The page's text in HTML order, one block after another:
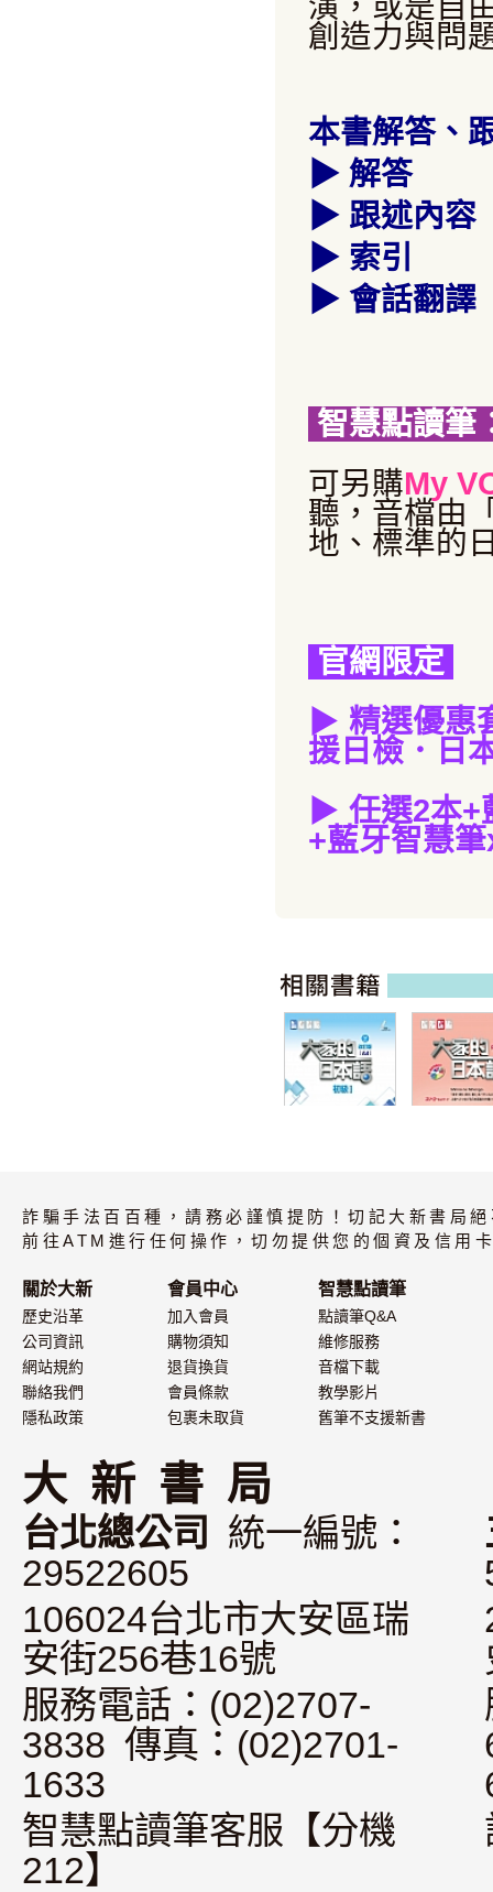
創造力與問
本書解答、
▶ 解答
▶ 跟述內容
▶ 索引
▶ 會話翻譯
智慧點讀筆
可另購My
聽，音檔由
地、標準的
官網限定
▶ 精選優惠
援日檢．日
▶ 任選2本+
+藍牙智慧
版
片）
詐騙手法百百種，請務必謹慎提防！切記大新書局
前往ATM進行任何操作，切勿提供您的個資及信用
關於大新
歷史沿革
公司資訊
網站規約
聯絡我們
隱私政策
會員中心
加入會員
購物須知
退貨換貨
會員條款
包裹未取貨
智慧點讀筆
點讀筆Q&A
維修服務
音檔下載
教學影片
舊筆不支援新書
大 新 書 局
台北總公司
統一編號：
29522605
106024台北市大安區瑞
安街256巷16號
服務電話：(02)2707-
3838 傳真：(02)2701-
1633
智慧點讀筆客服【分機
212】